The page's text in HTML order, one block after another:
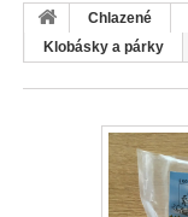
Chlazené
Klobásky a párky